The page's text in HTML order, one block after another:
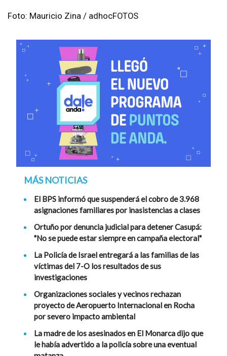
Foto: Mauricio Zina / adhocFOTOS
MÁS NOTICIAS
El BPS informó que suspenderá el cobro de 3.968
asignaciones familiares por inasistencias a clases
Ortuño por denuncia judicial para detener Casupá:
"No se puede estar siempre en campaña electoral"
La Policía de Israel entregará a las familias de las
víctimas del 7-O los resultados de sus
investigaciones
Organizaciones sociales y vecinos rechazan
proyecto de Aeropuerto Internacional en Rocha
por severo impacto ambiental
La madre de los asesinados en El Monarca dijo que
le había advertido a la policía sobre una eventual